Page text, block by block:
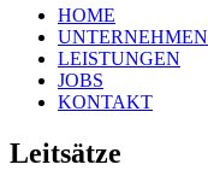
HOME
UNTERNEHMEN
LEISTUNGEN
JOBS
KONTAKT
Leitsätze